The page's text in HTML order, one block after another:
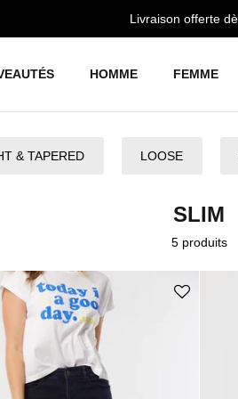
Livraison offerte
HOMME FEMME
& TAPERED LOOSE
SLIM
5 produits